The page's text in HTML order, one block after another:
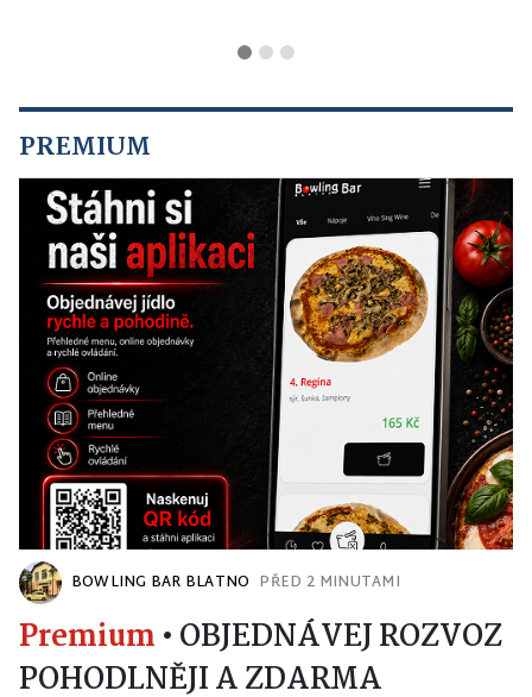
PREMIUM
BOWLING BAR BLATNO PŘED 2 MINUTAMI
Premium • OBJEDNÁVEJ ROZVOZ
POHODLNĚJI A ZDARMA